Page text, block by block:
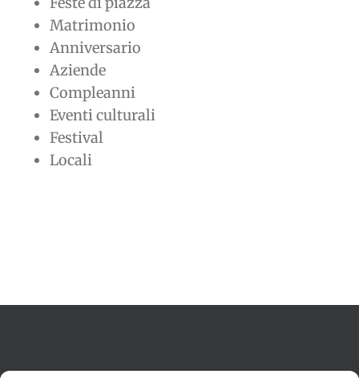
Matrimonio
Anniversario
Aziende
Compleanni
Eventi culturali
Festival
Locali